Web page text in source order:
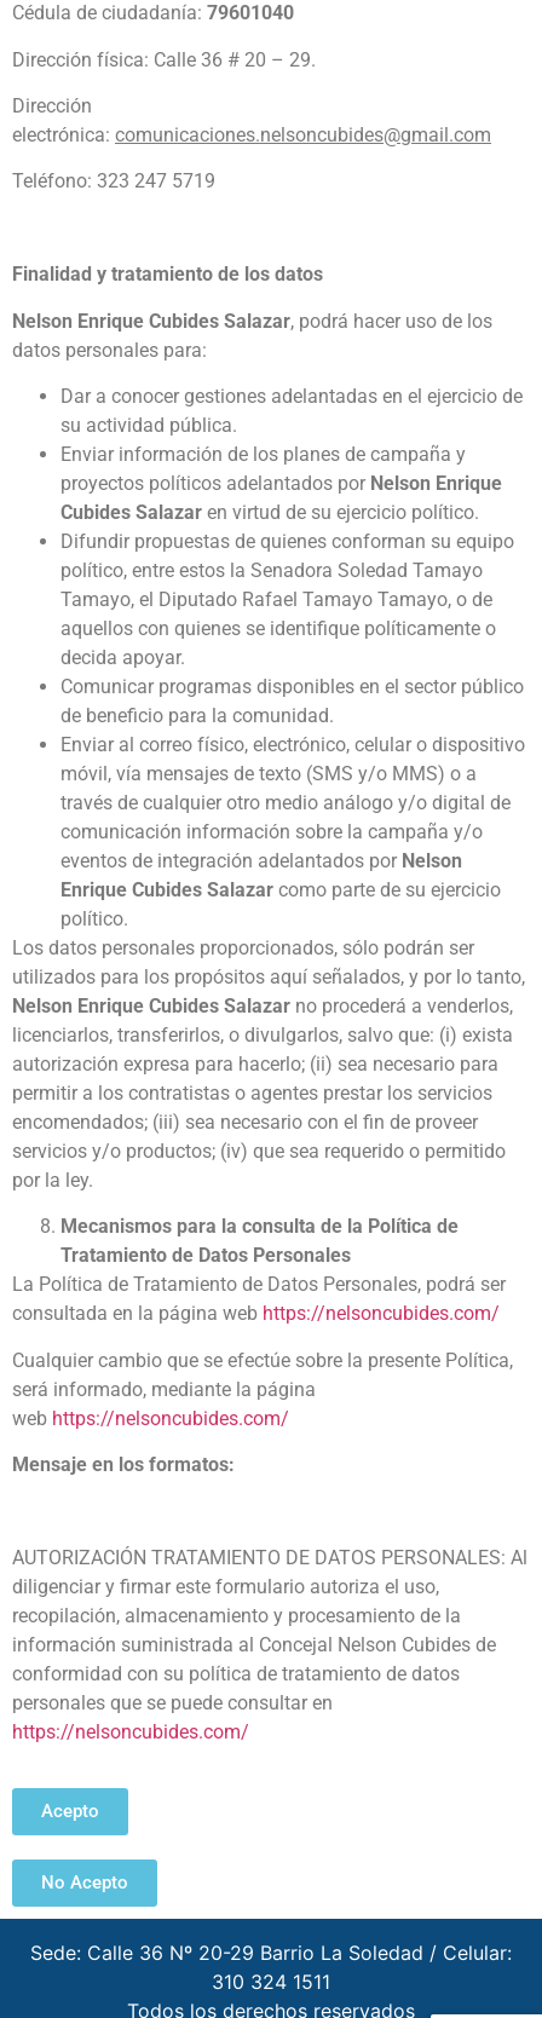
Cédula de ciudadanía: 79601040
Dirección física: Calle 36 # 20 – 29.
Dirección
electrónica: comunicaciones.nelsoncubides@gmail.com
Teléfono: 323 247 5719
Finalidad y tratamiento de los datos
Nelson Enrique Cubides Salazar, podrá hacer uso de los
datos personales para:
Dar a conocer gestiones adelantadas en el ejercicio de
su actividad pública.
Enviar información de los planes de campaña y
proyectos políticos adelantados por Nelson Enrique
Cubides Salazar en virtud de su ejercicio político.
Difundir propuestas de quienes conforman su equipo
político, entre estos la Senadora Soledad Tamayo
Tamayo, el Diputado Rafael Tamayo Tamayo, o de
aquellos con quienes se identifique políticamente o
decida apoyar.
Comunicar programas disponibles en el sector público
de beneficio para la comunidad.
Enviar al correo físico, electrónico, celular o dispositivo
móvil, vía mensajes de texto (SMS y/o MMS) o a
través de cualquier otro medio análogo y/o digital de
comunicación información sobre la campaña y/o
eventos de integración adelantados por Nelson
Enrique Cubides Salazar como parte de su ejercicio
político.
Los datos personales proporcionados, sólo podrán ser
utilizados para los propósitos aquí señalados, y por lo tanto,
Nelson Enrique Cubides Salazar no procederá a venderlos,
licenciarlos, transferirlos, o divulgarlos, salvo que: (i) exista
autorización expresa para hacerlo; (ii) sea necesario para
permitir a los contratistas o agentes prestar los servicios
encomendados; (iii) sea necesario con el fin de proveer
servicios y/o productos; (iv) que sea requerido o permitido
por la ley.
Mecanismos para la consulta de la Política de
Tratamiento de Datos Personales
La Política de Tratamiento de Datos Personales, podrá ser
consultada en la página web https://nelsoncubides.com/
Cualquier cambio que se efectúe sobre la presente Política,
será informado, mediante la página
web https://nelsoncubides.com/
Mensaje en los formatos:
AUTORIZACIÓN TRATAMIENTO DE DATOS PERSONALES: Al
diligenciar y firmar este formulario autoriza el uso,
recopilación, almacenamiento y procesamiento de la
información suministrada al Concejal Nelson Cubides de
conformidad con su política de tratamiento de datos
personales que se puede consultar en
https://nelsoncubides.com/
Acepto
No Acepto
Sede: Calle 36 Nº 20-29 Barrio La Soledad / Celular:
310 324 1511
Todos los derechos reservados